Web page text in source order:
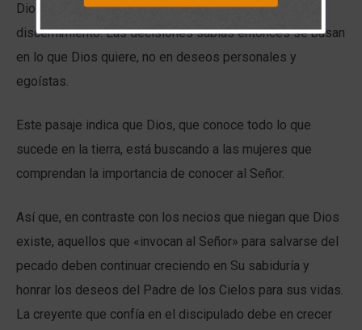
Dios y la verdad de Dios se vuelven sabias y con
discernimiento. Las decisiones sabias entonces se basan
en lo que Dios quiere, no en deseos personales y
egoístas.
Este pasaje indica que Dios, que conoce todo lo que
sucede en la tierra, está buscando a las mujeres que
comprendan la importancia de conocer al Señor.
Así que, en contraste con los necios que niegan que Dios
existe, aquellos que «invocan al Señor» para salvarse del
pecado deben continuar creciendo en Su sabiduría y
honrar los deseos del Padre de los Cielos para sus vidas.
La creyente que confía en el discipulado debe en crecer